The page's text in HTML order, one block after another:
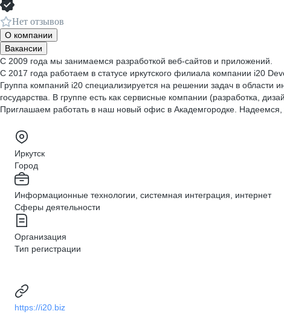
Нет отзывов
О компании
Вакансии
C 2009 года мы занимаемся разработкой веб-сайтов и приложений.
C 2017 года работаем в статусе иркутского филиала компании i20
Группа компаний i20 специализируется на решении задач в
государства. В группе есть как сервисные компании (разработка,
Приглашаем работать в наш новый офис в Академгородке.
Иркутск
Город
Информационные технологии, системная интеграция, интернет
Сферы деятельности
Организация
Тип регистрации
https://i20.biz